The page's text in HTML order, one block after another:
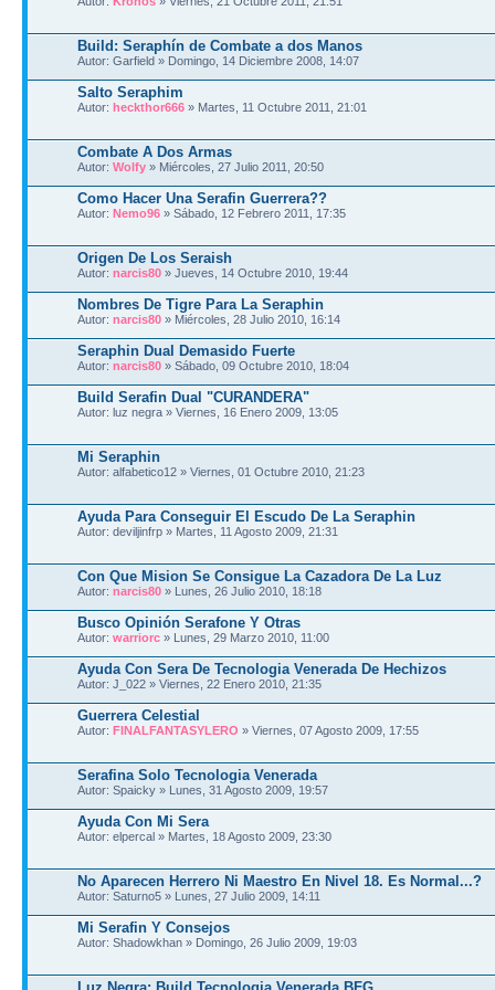
Build: Seraphín de Combate a dos Manos
Autor: Garfield » Domingo, 14 Diciembre 2008, 14:07
Salto Seraphim
Autor: heckthor666 » Martes, 11 Octubre 2011, 21:01
Combate A Dos Armas
Autor: Wolfy » Miércoles, 27 Julio 2011, 20:50
Como Hacer Una Serafin Guerrera??
Autor: Nemo96 » Sábado, 12 Febrero 2011, 17:35
Origen De Los Seraish
Autor: narcis80 » Jueves, 14 Octubre 2010, 19:44
Nombres De Tigre Para La Seraphin
Autor: narcis80 » Miércoles, 28 Julio 2010, 16:14
Seraphin Dual Demasido Fuerte
Autor: narcis80 » Sábado, 09 Octubre 2010, 18:04
Build Serafin Dual "CURANDERA"
Autor: luz negra » Viernes, 16 Enero 2009, 13:05
Mi Seraphin
Autor: alfabetico12 » Viernes, 01 Octubre 2010, 21:23
Ayuda Para Conseguir El Escudo De La Seraphin
Autor: deviljinfrp » Martes, 11 Agosto 2009, 21:31
Con Que Mision Se Consigue La Cazadora De La Luz
Autor: narcis80 » Lunes, 26 Julio 2010, 18:18
Busco Opinión Serafone Y Otras
Autor: warriorc » Lunes, 29 Marzo 2010, 11:00
Ayuda Con Sera De Tecnologia Venerada De Hechizos
Autor: J_022 » Viernes, 22 Enero 2010, 21:35
Guerrera Celestial
Autor: FINALFANTASYLERO » Viernes, 07 Agosto 2009, 17:55
Serafina Solo Tecnologia Venerada
Autor: Spaicky » Lunes, 31 Agosto 2009, 19:57
Ayuda Con Mi Sera
Autor: elpercal » Martes, 18 Agosto 2009, 23:30
No Aparecen Herrero Ni Maestro En Nivel 18. Es Normal...?
Autor: Saturno5 » Lunes, 27 Julio 2009, 14:11
Mi Serafin Y Consejos
Autor: Shadowkhan » Domingo, 26 Julio 2009, 19:03